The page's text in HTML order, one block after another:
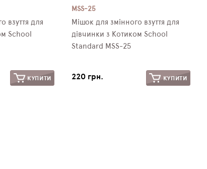
взуття для
School
КУПИТИ
MSS-25
Мішок для змінного взуття для
дівчинки з Котиком School
Standard MSS-25
220 грн. КУПИТИ